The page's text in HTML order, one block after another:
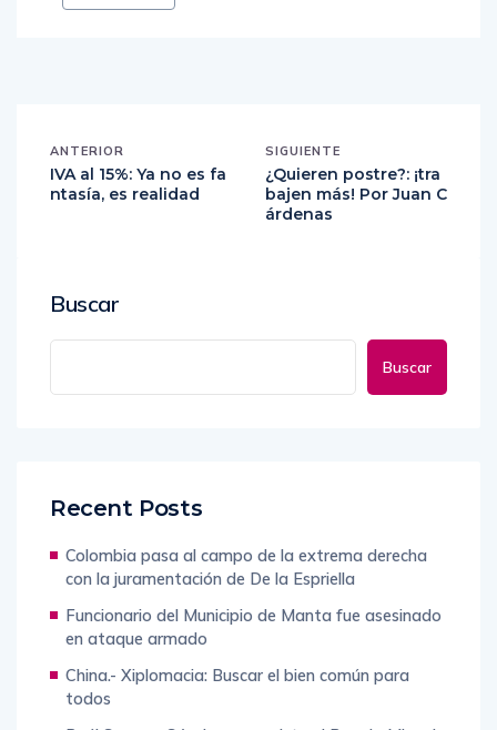
ANTERIOR
IVA al 15%: Ya no es fa
ntasía, es realidad
SIGUIENTE
¿Quieren postre?: ¡tra
bajen más! Por Juan C
árdenas
Buscar
Buscar
Recent Posts
Colombia pasa al campo de la extrema derecha
con la juramentación de De la Espriella
Funcionario del Municipio de Manta fue asesinado
en ataque armado
China.- Xiplomacia: Buscar el bien común para
todos